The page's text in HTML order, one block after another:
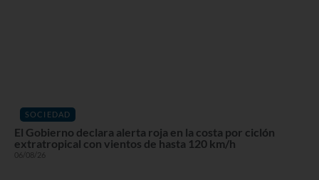
SOCIEDAD
El Gobierno declara alerta roja en la costa por ciclón
extratropical con vientos de hasta 120 km/h
06/08/26